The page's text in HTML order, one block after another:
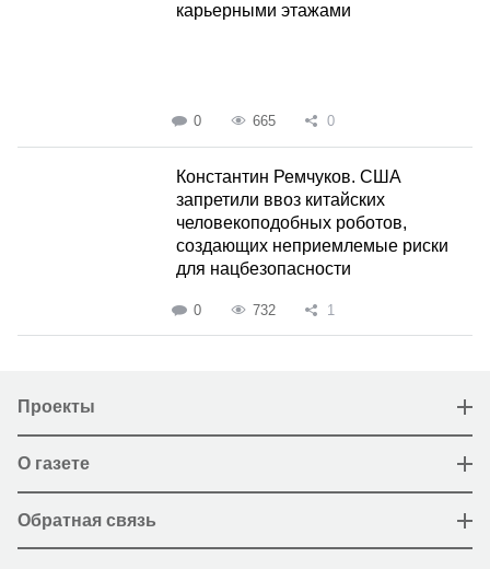
карьерными этажами
0 665 0
Константин Ремчуков. США
запретили ввоз китайских
человекоподобных роботов,
создающих неприемлемые риски
для нацбезопасности
0 732 1
Проекты
О газете
Обратная связь